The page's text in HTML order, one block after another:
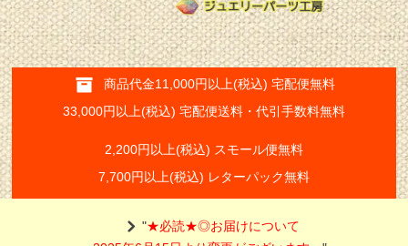
商品代金11,000円以上(税込) 宅配便無料
33,000円以上(税込) 宅配便送料・代引手数料無料
2,200円以上(税込) スモール便無料
7,700円以上(税込) レターパック無料
"★必読★◎お届けについて